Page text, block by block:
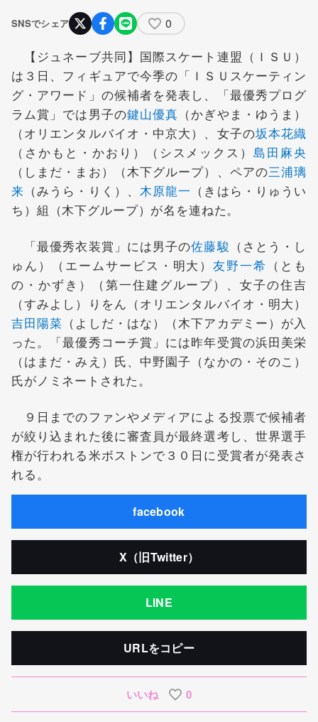
SNSでシェア 0
【ジュネーブ共同】国際スケート連盟（ＩＳＵ）
は３日、フィギュアで今季の「ＩＳＵスケーティン
グ・アワード」の候補者を発表し、「最優秀プログ
ラム賞」では男子の鍵山優真 （かぎやま・ゆうま）
（オリエンタルバイオ・中京大）、女子の坂本花織
（さかもと・かおり）（シスメックス）島田麻央
（しまだ・まお）（木下グループ）、ペアの三浦璃
来 （みうら・りく）、 木原龍一 （きはら・りゅうい
ち）組（木下グループ）が名を連ねた。
「最優秀衣装賞」には男子の佐藤駿 （さとう・し
ゅん）（エームサービス・明大）友野一希 （とも
の・かずき）（第一住建グループ）、女子の住吉
（すみよし）りをん（オリエンタルバイオ・明大）
吉田陽菜 （よしだ・はな）（木下アカデミー）が入
った。「最優秀コーチ賞」には昨年受賞の浜田美栄
（はまだ・みえ）氏、中野園子（なかの・そのこ）
氏がノミネートされた。
９日までのファンやメディアによる投票で候補者
が絞り込まれた後に審査員が最終選考し、世界選手
権が行われる米ボストンで３０日に受賞者が発表さ
れる。
facebook
X（旧Twitter）
LINE
URLをコピー
いいね 0